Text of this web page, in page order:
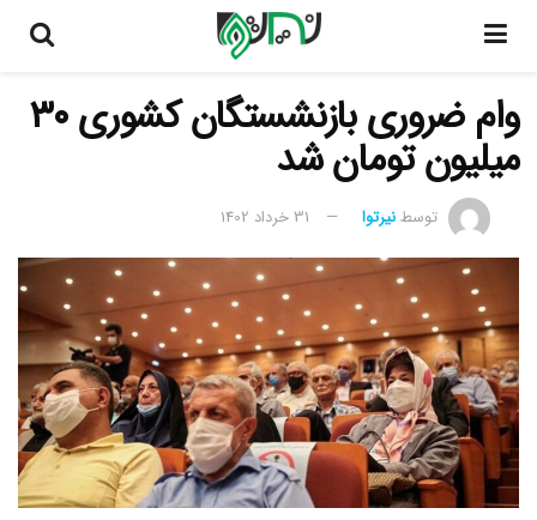
وام ضروری بازنشستگان کشوری ۳۰
میلیون تومان شد
توسطنیرتوا 31 خرداد 1402